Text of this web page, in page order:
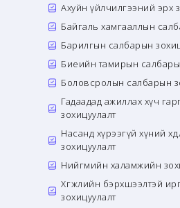
Ахуйн үйлчилгээний эрх
Байгаль хамгааллын
Барилгын салбарын
Биеийн тамирын
Боловсролын салбарын
Гадаадад ажиллах хүч
зохицуулалт
Насанд хүрээгүй хүний
зохицуулалт
Нийгмийн халамжийн
Хөгжлийн бэрхшээлтэй
зохицуулалт